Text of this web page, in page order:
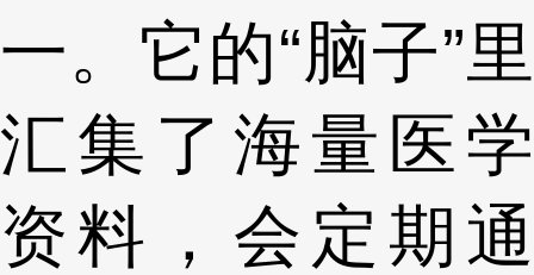
一。它的“脑子”里
汇集了海量医学
资料，会定期通